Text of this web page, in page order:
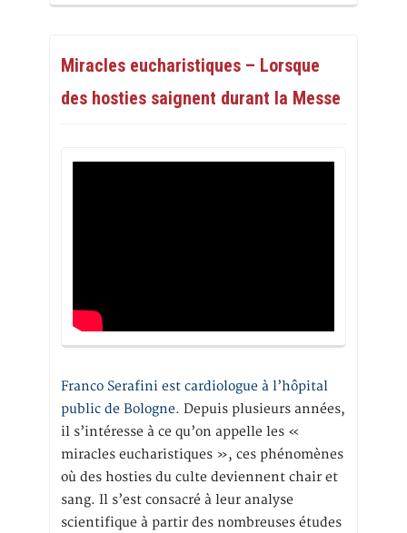
Miracles eucharistiques – Lorsque
des hosties saignent durant la Messe
Franco Serafini est cardiologue à l’hôpital
public de Bologne. Depuis plusieurs années,
il s’intéresse à ce qu’on appelle les «
miracles eucharistiques », ces phénomènes
où des hosties du culte deviennent chair et
sang. Il s’est consacré à leur analyse
scientifique à partir des nombreuses études